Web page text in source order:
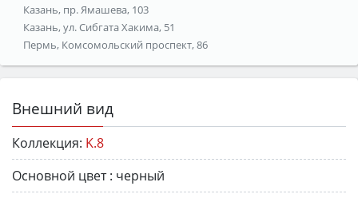
Казань, пр. Ямашева, 103
Казань, ул. Сибгата Хакима, 51
Пермь, Комсомольский проспект, 86
Внешний вид
Коллекция: K.8
Основной цвет : черный